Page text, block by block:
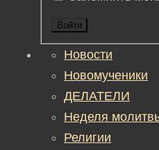
Войти
Новости
Новомученики
ДЕЛАТЕЛИ
Неделя
Религии